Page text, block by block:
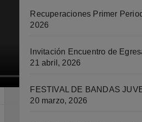
Recuperaciones Primer
2026
Invitación Encuentro de
21 abril, 2026
FESTIVAL DE BANDAS
20 marzo, 2026